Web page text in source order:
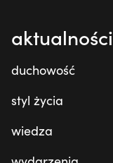
aktualności
duchowość
styl życia
wiedza